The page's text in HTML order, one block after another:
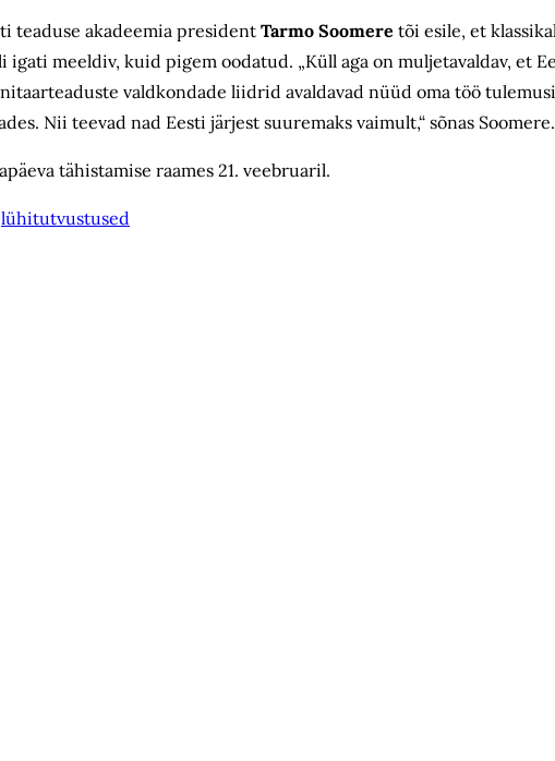
teaduse akadeemia president Tarmo Soomere tõi esile, et
meeldiv, kuid pigem oodatud. „Küll aga on muljetavaldav, et
valdkondade liidrid avaldavad nüüd oma töö
Nii teevad nad Eesti järjest suuremaks vaimult,“ sõnas Soomere.
tähistamise raames 21. veebruaril.
lühitutvustused